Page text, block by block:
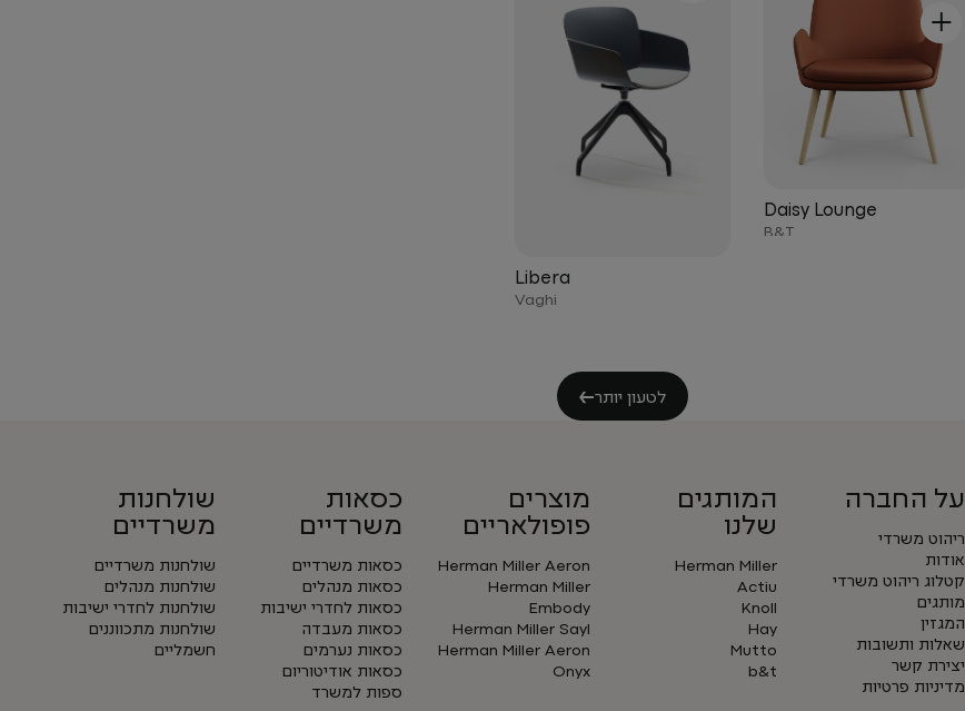
Libera
Vaghi
+
Daisy Lounge
B&T
לטעון יותר
על החברה
ריהוט משרדי
אודות
קטלוג ריהוט משרדי
מותגים
המגזין
שאלות ותשובות
יצירת קשר
מדיניות פרטיות
המותגים
שלנו
Herman Miller
Actiu
Knoll
Hay
Mutto
b&t
מוצרים
פופולאריים
Herman Miller Aeron
Herman Miller
Embody
Herman Miller Sayl
Herman Miller Aeron
Onyx
כסאות
משרדיים
כסאות משרדיים
כסאות מנהלים
כסאות לחדרי ישיבות
כסאות מעבדה
כסאות נערמים
כסאות אודיטוריום
ספות למשרד
שולחנות
משרדיים
שולחנות משרדיים
שולחנות מנהלים
שולחנות לחדרי ישיבות
שולחנות מתכווננים
חשמליים